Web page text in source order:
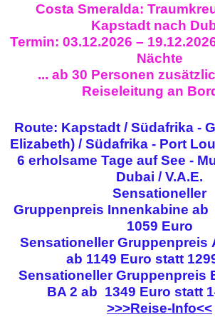
Costa Smeralda:
Kapstadt nach
Termin: 03.12.2026 –
Nächte
... ab 30 Personen
Reiseleitung an
Route: Kapstadt / Südafrika -
Elizabeth) / Südafrika - Port
6 erholsame Tage auf See -
Dubai / V.A.E.
Sensationeller
Gruppenpreis Innenkabine ab
1059 Euro
Sensationeller Gruppenpreis
ab 1149 Euro statt
Sensationeller Gruppenpreis
BA 2 ab 1349 Euro statt
>>>Reise-Info<<